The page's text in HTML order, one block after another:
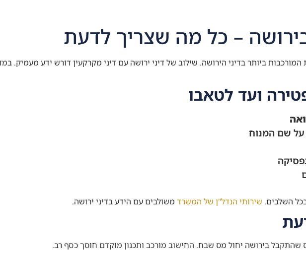
– כל מה שצריך לדעת
ביותר בדיני הירושה. שילוב של דיני ירושה עם דיני מקרקעין דורש ידע
ועד לטאבו
על שם המנוח
השלבים. שירותי הנדל"ן של המשרד משולבים עם הידע בדיני ירושה.
שהתקבל בירושה יחול מס שבח. החישוב מורכב ותכנון מוקדם חוסך כסף רב.